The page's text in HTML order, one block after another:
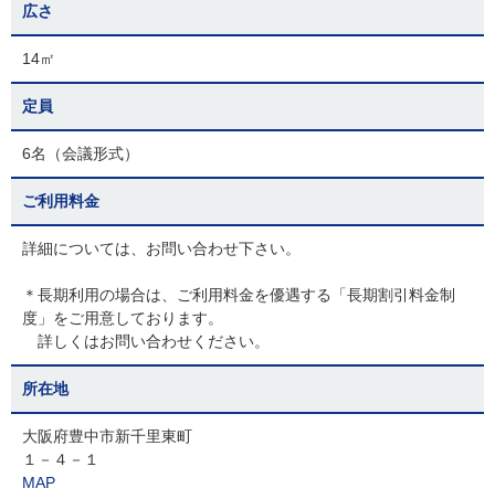
広さ
14㎡
定員
6名（会議形式）
ご利用料金
詳細については、お問い合わせ下さい。
＊長期利用の場合は、ご利用料金を優遇する「長期割引料金制
度」をご用意しております。
詳しくはお問い合わせください。
所在地
大阪府豊中市新千里東町
１－４－１
MAP